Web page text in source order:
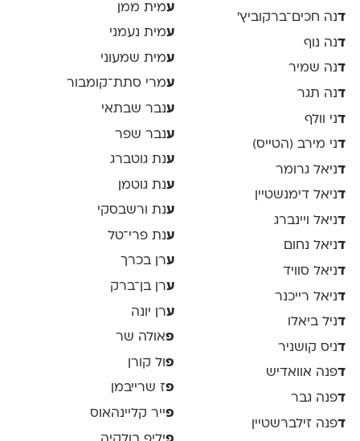
דנה חכים־ברקוביץ׳
דנה נוף
דנה שמיר
דנה תגר
דני וולף
דני מירב (הטייס)
דניאל גרומר
דניאל דימנשטיין
דניאל ויינברג
דניאל נחום
דניאל סוויד
דניאל רייכנר
דניל ביאלו
דניס קושניר
דפנה אוואדיש
דפנה גבר
דפנה זילברשטיין
עמית ממן
עמית נעמני
עמית שמעוני
עמרי סתת־קומבור
ענבר שבתאי
ענבר שפר
ענת גוטברג
ענת גוטמן
ענת ורשבסקי
ענת פרי־טל
ערן בכרך
ערן בן־ברק
ערן יונה
פאולה שר
פ ול קורן
פז שרייבמן
פייר קליינהאוס